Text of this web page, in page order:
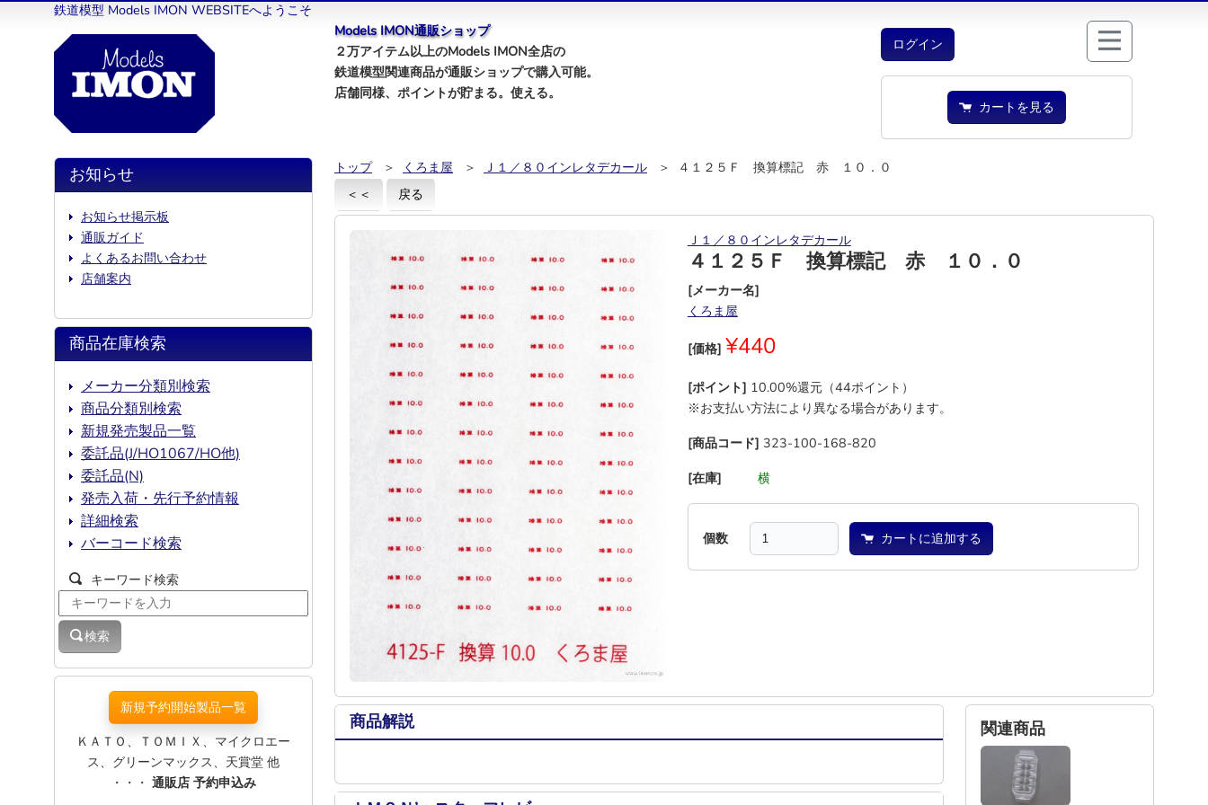
鉄道模型 Models IMON WEBSITEへようこそ
Models IMON通販ショップ
２万アイテム以上のModels IMON全店の
鉄道模型関連商品が通販ショップで購入可能。
店舗同様、ポイントが貯まる。使える。
ログイン
カートを見る
トップ ＞ くろま屋 ＞ Ｊ１／８０インレタデカール
＞ ４１２５Ｆ 換算標記 赤 １０．０
＜＜
戻る
Ｊ１／８０インレタデカール
４１２５Ｆ 換算標記 赤 １０．０
[メーカー名]
くろま屋
[価格] ¥440
[ポイント] 10.00%還元（44ポイント）
※お支払い方法により異なる場合があります。
[商品コード] 323-100-168-820
[在庫]
横
個数 カートに追加する
商品解説 関連商品
お知らせ
お知らせ掲示板
通販ガイド
よくあるお問い合わせ
店舗案内
商品在庫検索
メーカー分類別検索
商品分類別検索
新規発売製品一覧
委託品(J/HO1067/HO他)
委託品(N)
発売入荷・先行予約情報
詳細検索
バーコード検索
キーワード検索
検索
新規予約開始製品一覧
ＫＡＴＯ、ＴＯＭＩＸ、マイクロエー
ス、グリーンマックス、天賞堂 他
・・・ 通販店 予約申込み